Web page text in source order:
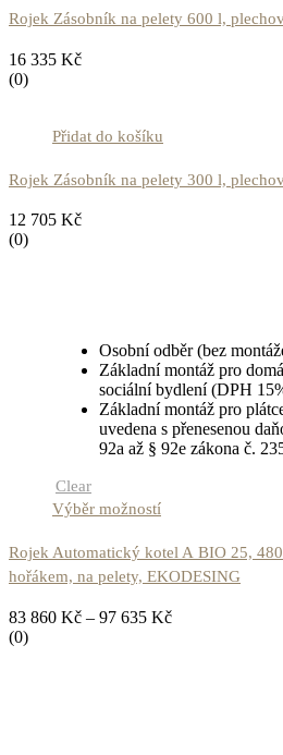
Rojek Zásobník na pelety 600 l,
16 335 Kč
(0)
Přidat do košíku
Rojek Zásobník na pelety 300 l,
12 705 Kč
(0)
Osobní odběr (bez
Základní montáž pro
sociální bydlení (DPH
Základní montáž pro
uvedena s přenesenou
92a až § 92e zákona č.
Clear
Výběr možností
Rojek Automatický kotel A BIO 25,
hořákem, na pelety, EKODESING
83 860 Kč – 97 635 Kč
(0)